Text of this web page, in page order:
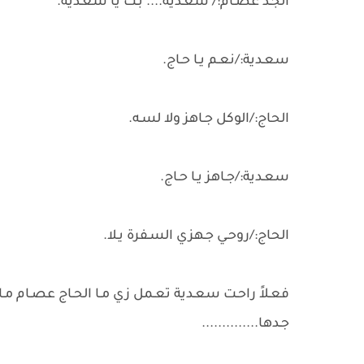
سعـدية:/نعـم يـا حـاج.
الحاج:/الوكل جـاهز ولا لسـه.
سعـدية:/جـاهز يـا حـاج.
الحاج:/روحـي جـهزي السـفرة يـلا.
فعـلاً راحـت سعـدية تعـمل زي مـا الحـاج عصـام
جـدها..............